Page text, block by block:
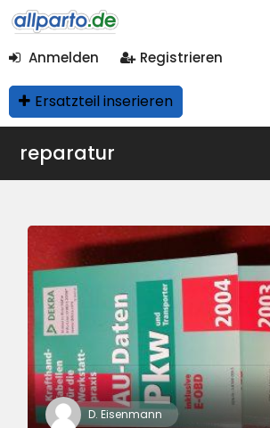
Anmelden Registrieren
Ersatzteil inserieren
reparatur
D. Eisenmann